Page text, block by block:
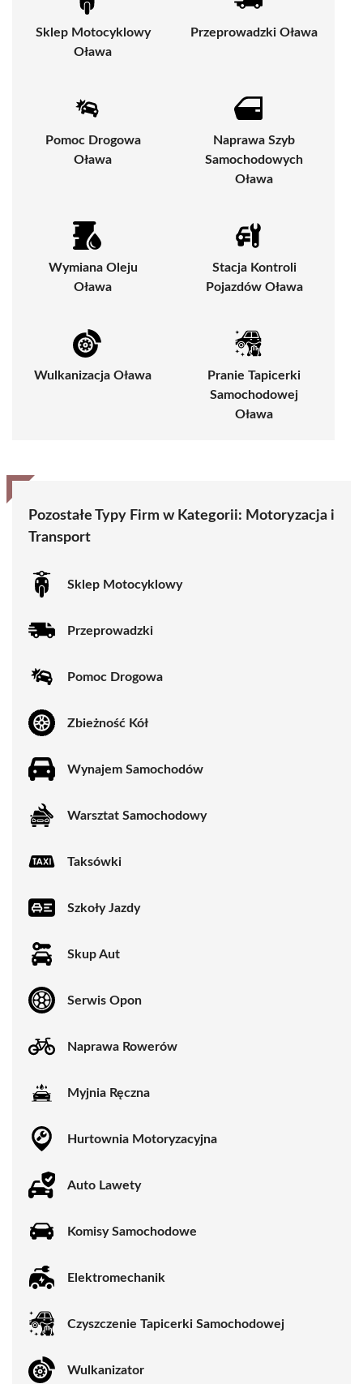
Sklep Motocyklowy
Oława
Przeprowadzki Oława
Pomoc Drogowa
Oława
Naprawa Szyb
Samochodowych
Oława
Wymiana Oleju
Oława
Stacja Kontroli
Pojazdów Oława
Wulkanizacja Oława
Pranie Tapicerki
Samochodowej
Oława
Pozostałe Typy Firm w Kategorii: Motoryzacja i
Transport
Sklep Motocyklowy
Przeprowadzki
Pomoc Drogowa
Zbieżność Kół
Wynajem Samochodów
Warsztat Samochodowy
Taksówki
Szkoły Jazdy
Skup Aut
Serwis Opon
Naprawa Rowerów
Myjnia Ręczna
Hurtownia Motoryzacyjna
Auto Lawety
Komisy Samochodowe
Elektromechanik
Czyszczenie Tapicerki Samochodowej
Wulkanizator